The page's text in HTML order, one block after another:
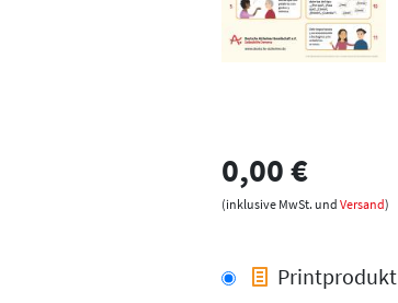
0,00 €
(inklusive MwSt. und Versand)
Printprodukt